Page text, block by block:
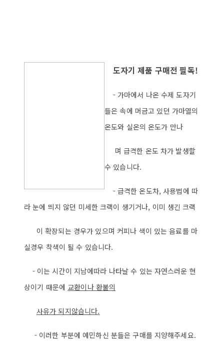
도자기 제품 구매전 필독!
- 가마에서 나온 수제 도자기
들은 속에 머금고 있던 가마열의
온도와 실온의 온도가 만나
며 급격한 온도 차가 발생할
수 있습니다.
- 급격한 온도차, 사용법에 따
라 눈에 띄지 않던 미세한 크랙이 생기거나, 이미 생긴 크랙
이 확장되는 경우가 있으며 커피나 색이 있는 음료를 마
실경우 착색이 될 수 있습니다.
- 이는 시간이 지남에따라 나타날 수 있는 자연스러운 현
상이기 때문에 교환이나 환불의
사유가 되지않습니다.
- 이러한 부분에 예민하신 분들은 구매를 지양해주세요.